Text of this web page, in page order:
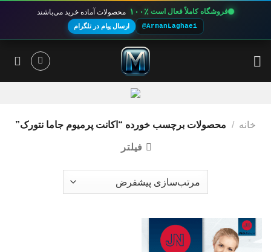
فروشگاه کاملاً فعال است ۱۰۰٪ محصولات آماده خرید می‌باشند
@ArmanLaghaei ارسال پیام در تلگرام
خانه / محصولات برچسب خورده “اکانت پرمیوم جاما نتورک”
فیلتر